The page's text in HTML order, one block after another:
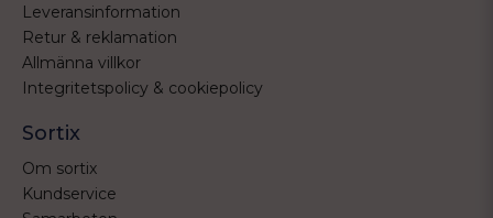
Leveransinformation
Retur & reklamation
Allmänna villkor
Integritetspolicy & cookiepolicy
Sortix
Om sortix
Kundservice